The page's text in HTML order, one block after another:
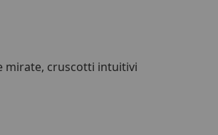
mirate, cruscotti intuitivi